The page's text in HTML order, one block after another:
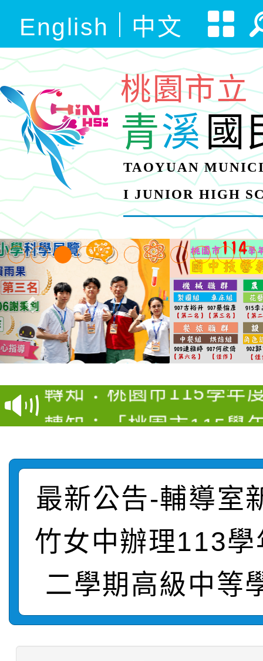
English 中文
桃園市立
青溪國
TAOYUAN
I JUNIOR HIGH
【甄選結果(第4招)】
學年度第1學期第9次代
結果(第4招)
【甄選結果(第12招)】
學年度第1學期第7次代
結果(第12招)
轉知：桃園市115學年
賽及師生本土語及新住
轉知：「桃園市115學
動辦法」
轉知臺中市政府政風處
城市手牽手，綠能透明
畫影片一案
轉知：「115學年度全
劇比賽實施要點」及修
表
轉知：桃園市115年度
敬師藝文競賽』實施計
【甄選結果(第11招)】
學年度第1學期第7次代
結果(第11招)
【甄選結果(第3招)】
學年度第1學期第9次代
【甄選結果(第4招)】
最新公告-輔導室
竹女中辦理113學
二學期高級中等